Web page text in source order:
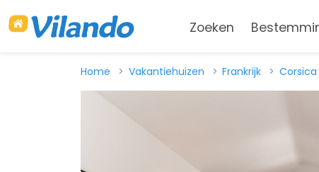
Zoeken
Home Vakantiehuizen Frankrijk Corsica